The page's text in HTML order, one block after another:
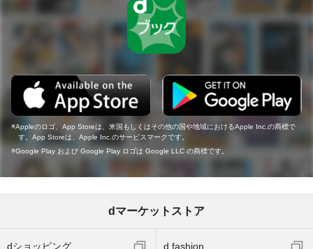
Appleのロゴ、App Storeは、米国もしくはその他の国や地域におけるApple Inc.の商標で
す。App Storeは、Apple Inc.のサービスマークです。
Google Play および Google Play ロゴは Google LLC の商標です。
dマーケットストア
dショッピング d fashion